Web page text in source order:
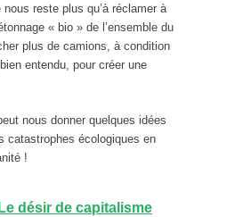
reste plus qu’à réclamer à
« bio » de l’ensemble du
plus de camions, à condition
entendu, pour créer une
nous donner quelques idées
catastrophes écologiques en
!
Le désir de capitalisme